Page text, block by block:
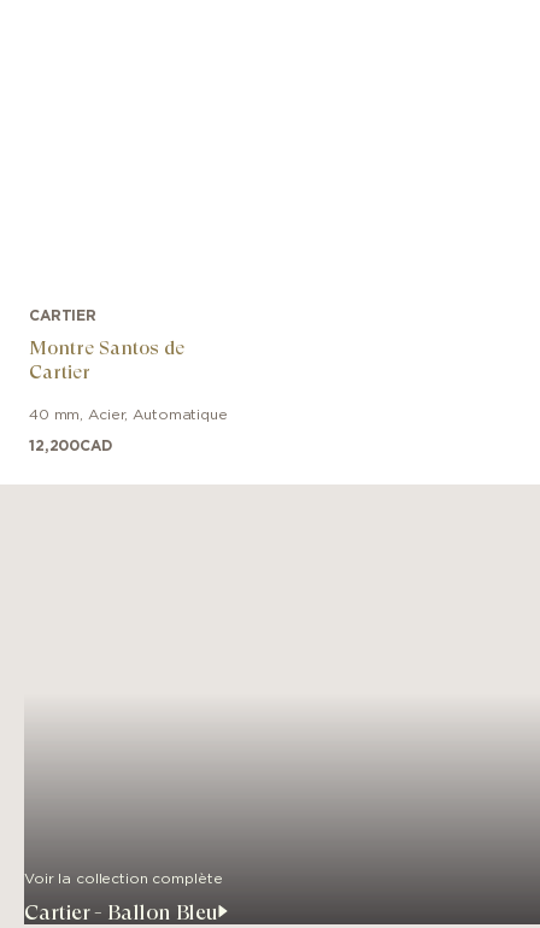
CARTIER
Montre Santos de
Cartier
40 mm Acier, Automatique
12,200CAD
Voir la collection complète
Cartier - Ballon Bleu